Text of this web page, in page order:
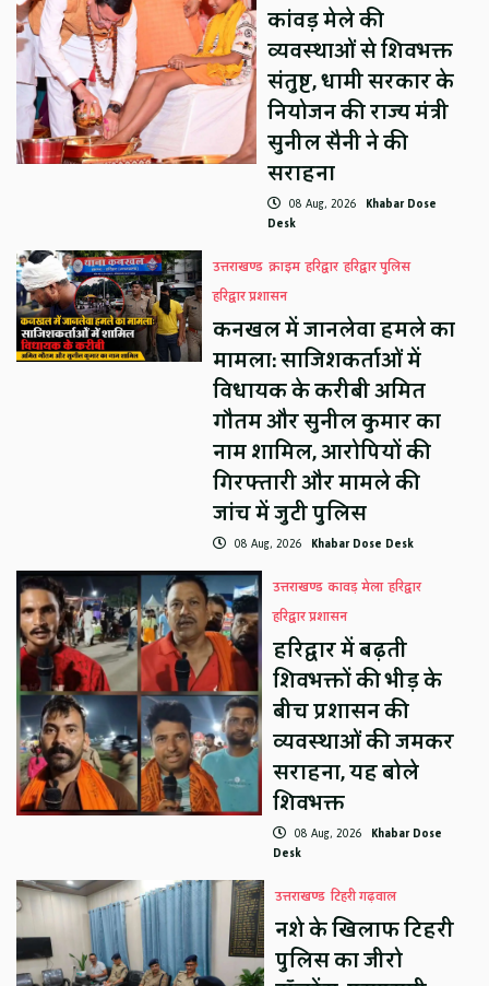
कांवड़ मेले की
व्यवस्थाओं से शिवभक्त
संतुष्ट, धामी सरकार के
नियोजन की राज्य मंत्री
सुनील सैनी ने की
सराहना
08 Aug, 2026 Khabar Dose
Desk
उत्तराखण्ड क्राइम हरिद्वार हरिद्वार पुलिस
हरिद्वार प्रशासन
कनखल में जानलेवा हमले का
मामला: साजिशकर्ताओं में
विधायक के करीबी अमित
गौतम और सुनील कुमार का
नाम शामिल, आरोपियों की
गिरफ्तारी और मामले की
जांच में जुटी पुलिस
08 Aug, 2026 Khabar Dose Desk
उत्तराखण्ड कावड़ मेला हरिद्वार
हरिद्वार प्रशासन
हरिद्वार में बढ़ती
शिवभक्तों की भीड़ के
बीच प्रशासन की
व्यवस्थाओं की जमकर
सराहना, यह बोले
शिवभक्त
08 Aug, 2026 Khabar Dose
Desk
उत्तराखण्ड टिहरी गढ़वाल
नशे के खिलाफ टिहरी
पुलिस का जीरो